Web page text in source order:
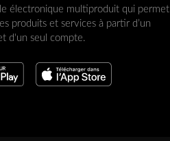
électronique multiproduit qui permet
produits et services à partir d’un
d'un seul compte.